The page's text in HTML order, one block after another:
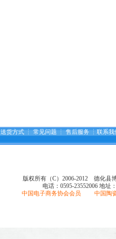
送货方式 ┆ 常见问题 ┆ 售后服务 ┆ 联系我
版权所有（C）2006-2012 德化县
电话：0595-23552006 地址
中国电子商务协会会员 中国陶